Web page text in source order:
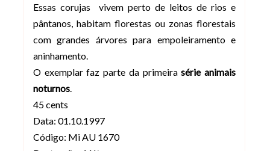
Essas corujas vivem perto de leitos de rios e
pântanos, habitam florestas ou zonas florestais
com grandes árvores para empoleiramento e
aninhamento.
O exemplar faz parte da primeirasérie animais
noturnos.
45 cents
Data: 01.10.1997
Código: Mi AU 1670